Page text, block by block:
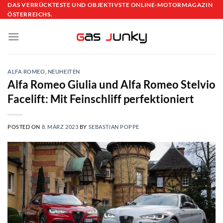
Skip
to
DAS VERRÜCKTESTE UND OBJEKTIVSTE ONLINE-MOTORMAGAZIN
ÖSTERREICHS.
ALFA ROMEO NEUHEITEN
Alfa Romeo Giulia und Alfa Romeo Stelvio
Facelift: Mit Feinschliff perfektioniert
POSTED ON 8. MÄRZ 2023 BY SEBASTIAN POPPE